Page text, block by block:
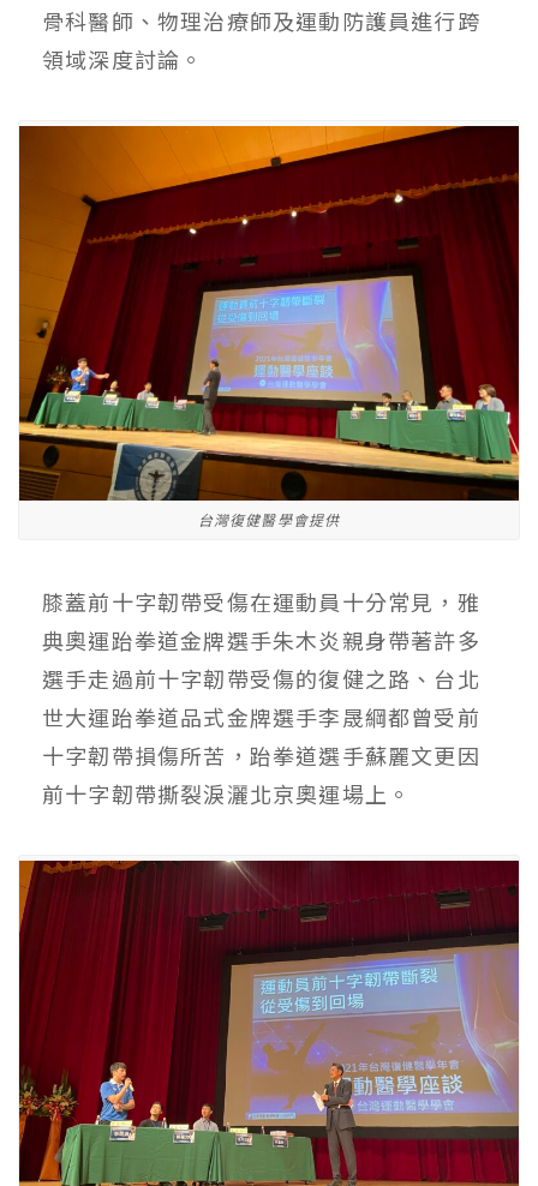
骨科醫師、物理治療師及運動防護員進行跨
領域深度討論。
台灣復健醫學會提供
膝蓋前十字韌帶受傷在運動員十分常見，雅
典奧運跆拳道金牌選手朱木炎親身帶著許多
選手走過前十字韌帶受傷的復健之路、台北
世大運跆拳道品式金牌選手李晟綱都曾受前
十字韌帶損傷所苦，跆拳道選手蘇麗文更因
前十字韌帶撕裂淚灑北京奧運場上。